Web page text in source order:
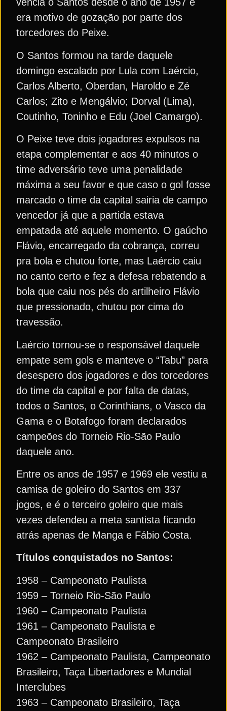
vencia o Santos desde o ano de 1957 e
era motivo de gozação por parte dos
torcedores do Peixe.
O Santos formou na tarde daquele
domingo escalado por Lula com Laércio,
Carlos Alberto, Oberdan, Haroldo e Zé
Carlos; Zito e Mengálvio; Dorval (Lima),
Coutinho, Toninho e Edu (Joel Camargo).
O Peixe teve dois jogadores expulsos na
etapa complementar e aos 40 minutos o
time adversário teve uma penalidade
máxima a seu favor e que caso o gol fosse
marcado o time da capital sairia de campo
vencedor já que a partida estava
empatada até aquele momento. O gaúcho
Flávio, encarregado da cobrança, correu
pra bola e chutou forte, mas Laércio caiu
no canto certo e fez a defesa rebatendo a
bola que caiu nos pés do artilheiro Flávio
que pressionado, chutou por cima do
travessão.
Laércio tornou-se o responsável daquele
empate sem gols e manteve o “Tabu” para
desespero dos jogadores e dos torcedores
do time da capital e por falta de datas,
todos o Santos, o Corinthians, o Vasco da
Gama e o Botafogo foram declarados
campeões do Torneio Rio-São Paulo
daquele ano.
Entre os anos de 1957 e 1969 ele vestiu a
camisa de goleiro do Santos em 337
jogos, e é o terceiro goleiro que mais
vezes defendeu a meta santista ficando
atrás apenas de Manga e Fábio Costa.
Títulos conquistados no Santos:
1958 – Campeonato Paulista
1959 – Torneio Rio-São Paulo
1960 – Campeonato Paulista
1961 – Campeonato Paulista e
Campeonato Brasileiro
1962 – Campeonato Paulista, Campeonato
Brasileiro, Taça Libertadores e Mundial
Interclubes
1963 – Campeonato Brasileiro, Taça